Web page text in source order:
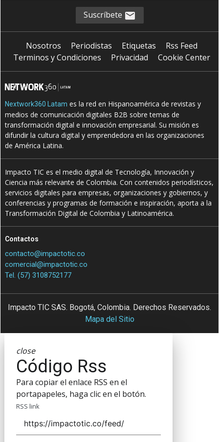
Suscríbete
Nosotros Periodistas Etiquetas
Rss Feed
Terminos y Condiciones
Privacidad Cookie Center
Nextwork360 Latam es la red en Hispanoamérica de revistas y
medios de comunicación digitales B2B sobre temas de
transformación digital e innovación empresarial. Su misión es
difundir la cultura digital y emprendedora en las organizaciones
de América Latina.
Impacto TIC es el medio digital de Tecnología, Innovación y
Ciencia más relevante de Colombia. Con contenidos periodísticos,
servicios digitales para empresas, organizaciones y gobiernos, y
conferencias y programas de formación e inspiración, aporta a la
Transformación Digital de Colombia y Latinoamérica.
Contactos
contacto@impactotic.co
comercial@impactotic.co
Tel. (57) 3108752177
Impacto TIC SAS. Bogotá, Colombia. Derechos Reservados.
Mapa del Sitio
close
Código Rss
Para copiar el enlace RSS en el
portapapeles, haga clic en el botón.
RSS link